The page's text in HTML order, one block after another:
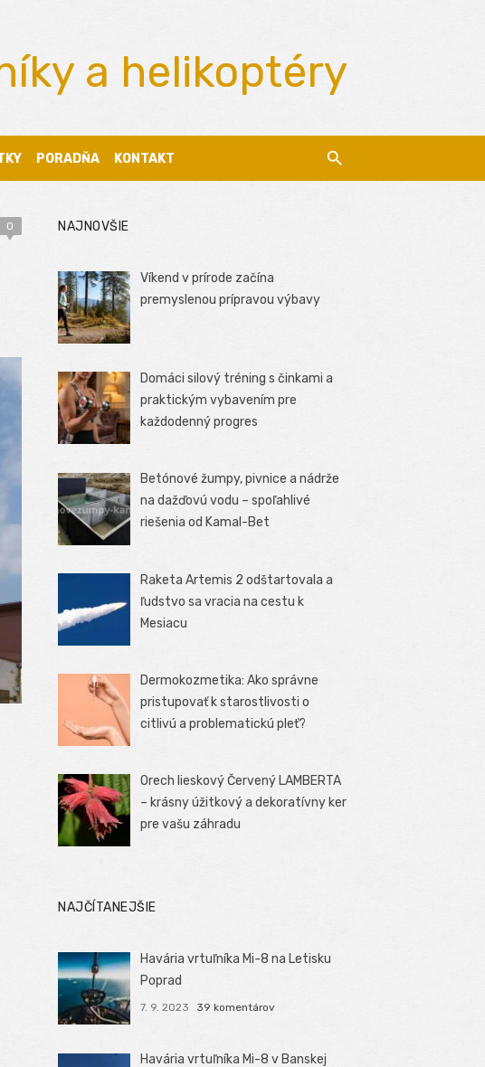
a helikoptéry
PORADŇA KONTAKT
0 NAJNOVŠIE
Víkend v prírode začína
premyslenou prípravou výbavy
Domáci silový tréning s činkami a
praktickým vybavením pre
každodenný progres
Betónové žumpy, pivnice a nádrže
na dažďovú vodu – spoľahlivé
riešenia od Kamal-Bet
Raketa Artemis 2 odštartovala a
ľudstvo sa vracia na cestu k
Mesiacu
Dermokozmetika: Ako správne
pristupovať k starostlivosti o
citlivú a problematickú pleť?
Orech lieskový Červený LAMBERTA
– krásny úžitkový a dekoratívny ker
pre vašu záhradu
NAJČÍTANEJŠIE
Havária vrtuľníka Mi-8 na Letisku
Poprad
7. 9. 2023 39 komentárov
Havária vrtuľníka Mi-8 v Banskej